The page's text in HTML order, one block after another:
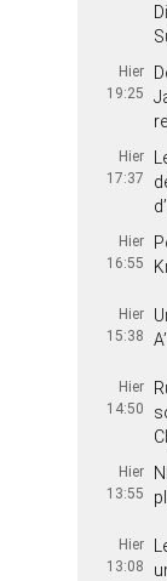
Hier
19:25
Hier
17:37
Hier
16:55
Hier
15:38
Hier
14:50
Hier
13:55
Hier
13:08